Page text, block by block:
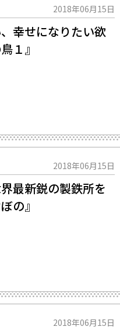
2018年06月15日
せになりたい――欲
１』
2018年06月15日
界最新鋭の製鉄所を
の』
2018年06月15日